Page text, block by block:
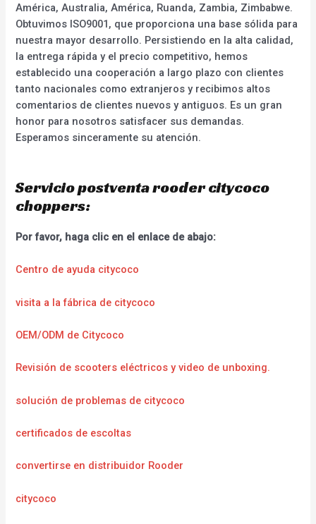
América, Australia, América, Ruanda, Zambia, Zimbabwe.
Obtuvimos ISO9001, que proporciona una base sólida para
nuestra mayor desarrollo. Persistiendo en la alta calidad,
la entrega rápida y el precio competitivo, hemos
establecido una cooperación a largo plazo con clientes
tanto nacionales como extranjeros y recibimos altos
comentarios de clientes nuevos y antiguos. Es un gran
honor para nosotros satisfacer sus demandas.
Esperamos sinceramente su atención.
Servicio postventa rooder citycoco
choppers:
Por favor, haga clic en el enlace de abajo:
Centro de ayuda citycoco
visita a la fábrica de citycoco
OEM/ODM de Citycoco
Revisión de scooters eléctricos y video de unboxing.
solución de problemas de citycoco
certificados de escoltas
convertirse en distribuidor Rooder
citycoco